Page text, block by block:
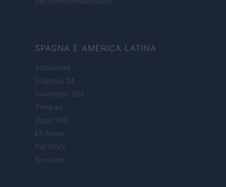
SPAGNA E AMERICA LATINA
Actualidad
Finanzas 24
Investindo 365
Think.es
Viajar 365
ES Newz
Pet Story
Encocina